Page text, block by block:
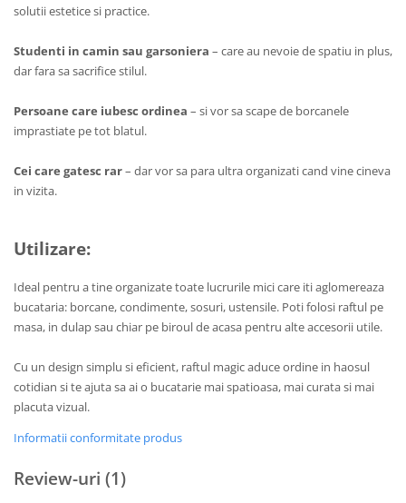
solutii estetice si practice.
Studenti in camin sau garsoniera – care au nevoie de spatiu in plus,
dar fara sa sacrifice stilul.
Persoane care iubesc ordinea – si vor sa scape de borcanele
imprastiate pe tot blatul.
Cei care gatesc rar– dar vor sa para ultra organizati cand vine cineva
in vizita.
Utilizare:
Ideal pentru a tine organizate toate lucrurile mici care iti aglomereaza
bucataria: borcane, condimente, sosuri, ustensile. Poti folosi raftul pe
masa, in dulap sau chiar pe biroul de acasa pentru alte accesorii utile.
Cu un design simplu si eficient, raftul magic aduce ordine in haosul
cotidian si te ajuta sa ai o bucatarie mai spatioasa, mai curata si mai
placuta vizual.
Informatii conformitate produs
Review-uri (1)